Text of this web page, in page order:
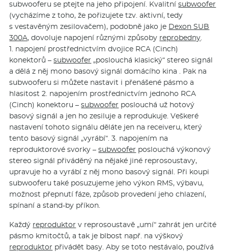
subwooferu se ptejte na jeho připojení. Kvalitnísubwoofer
(vycházíme z toho, že pořizujete tzv. aktivní, tedy
s vestavěným zesilovačem), podobně jako je Dexon SUB
300A, dovoluje napojení různými způsoby reprobedny.
1. napojení prostřednictvím dvojice RCA (Cinch)
konektorů –subwoofer „poslouchá klasický“ stereo signál
a dělá z něj mono basový signál domácího kina . Pak na
subwooferu si můžete nastavit i přenášené pásmo a
hlasitost 2. napojením prostřednictvím jednoho RCA
(Cinch) konektoru –subwoofer poslouchá už hotový
basový signál a jen ho zesiluje a reprodukuje. Veškeré
nastavení tohoto signálu děláte jen na receiveru, který
tento basový signál „vyrábí“. 3. napojením na
reproduktorové svorky –subwoofer poslouchá výkonový
stereo signál přiváděný na nějaké jiné reprosoustavy,
upravuje ho a vyrábí z něj mono basový signál. Při koupi
subwooferu také posuzujeme jeho výkon RMS, výbavu,
možnost přepnutí fáze, způsob provedení jeho chlazení,
spínaní a stand-by příkon.
Každý reproduktor v reprosoustavě „umí“ zahrát jen určité
pásmo kmitočtů, a tak je blbost např. na výškový
reproduktor přivádět basy. Aby se toto nestávalo, používá